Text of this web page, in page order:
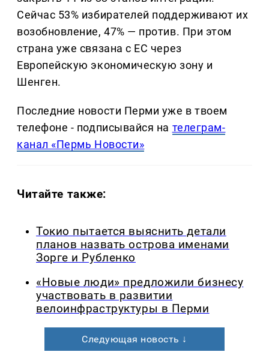
Сейчас 53% избирателей поддерживают их
возобновление, 47% — против. При этом
страна уже связана с ЕС через
Европейскую экономическую зону и
Шенген.
Последние новости Перми уже в твоем
телефоне - подписывайся на телеграм-
канал «Пермь Новости»
Читайте также:
Токио пытается выяснить детали
планов назвать острова именами
Зорге и Рубленко
«Новые люди» предложили бизнесу
участвовать в развитии
велоинфраструктуры в Перми
Следующая новость ↓